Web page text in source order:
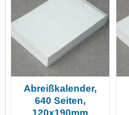
Abreißkalender,
640 Seiten,
120x190mm